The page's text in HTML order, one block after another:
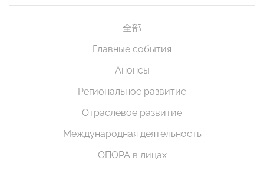
全部
Главные события
Анонсы
Региональное развитие
Отраслевое развитие
Международная деятельность
ОПОРА в лицах